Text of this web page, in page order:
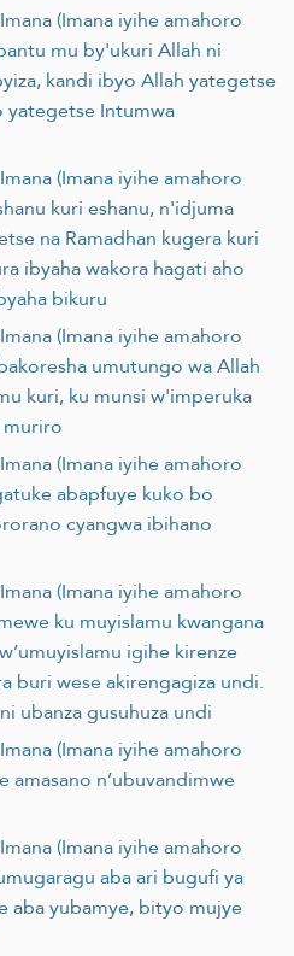
(Imana iyihe amahoro
mu by'ukuri Allah ni
kandi ibyo Allah yategetse
yategetse Intumwa
(Imana iyihe amahoro
kuri eshanu, n'idjuma
na Ramadhan kugera kuri
ibyaha wakora hagati aho
bikuru
(Imana iyihe amahoro
umutungo wa Allah
kuri, ku munsi w'imperuka
(Imana iyihe amahoro
abapfuye kuko bo
cyangwa ibihano
(Imana iyihe amahoro
ku muyislamu kwangana
igihe kirenze
buri wese akirengagiza undi.
ubanza gusuhuza undi
(Imana iyihe amahoro
amasano n’ubuvandimwe
(Imana iyihe amahoro
aba ari bugufi ya
aba yubamye, bityo mujye